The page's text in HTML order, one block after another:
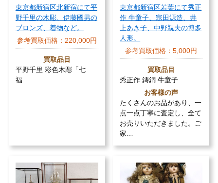
東京都新宿区北新宿にて平
野千里の木彫、伊藤國男の
ブロンズ、着物など。
参考買取価格： 220,000円
買取品目
平野千里 彩色木彫「七
福…
東京都新宿区若葉にて秀正
作 牛童子、宗田源造、井
上あき子、中野親夫の博多
人形。
参考買取価格：5,000円
買取品目
秀正作 鋳銅 牛童子…
お客様の声
たくさんのお品があり、一
点一点丁寧に査定し、全て
お売りいただきました。ご
家…